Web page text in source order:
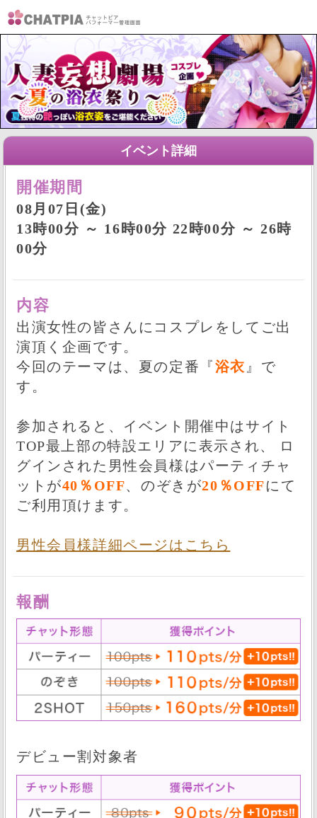
イベント詳細
開催期間
08月07日(金)
13時00分 ～ 16時00分 22時00分 ～ 26時
00分
内容
出演女性の皆さんにコスプレをしてご出
演頂く企画です。
今回のテーマは、夏の定番『浴衣 』で
す。
参加されると、イベント開催中はサイト
TOP最上部の特設エリアに表示され、 ロ
グインされた男性会員様はパーティチャ
ットが40％OFF、のぞきが20％OFFにて
ご利用頂けます。
男性会員様詳細ページはこちら
報酬
デビュー割対象者